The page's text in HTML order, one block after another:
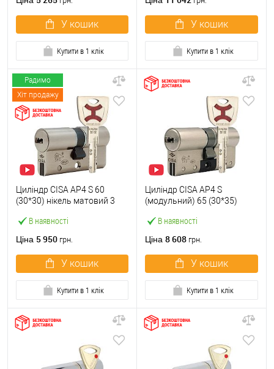
У кошик
Купити в 1 клік
У кошик
Купити в 1 клік
Радимо
Хіт продажу
В наявності
Циліндр CISA AP4 S 60
(30*30) нікель матовий 3
Ціна 5 950 грн.
У кошик
Купити в 1 клік
В наявності
Циліндр CISA AP4 S
(модульний) 65 (30*35)
Ціна 8 608 грн.
У кошик
Купити в 1 клік